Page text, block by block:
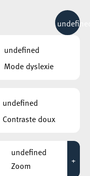
21°C
undefined
Mode dyslexie
undefined
Contraste doux
undefined
Zoom
+